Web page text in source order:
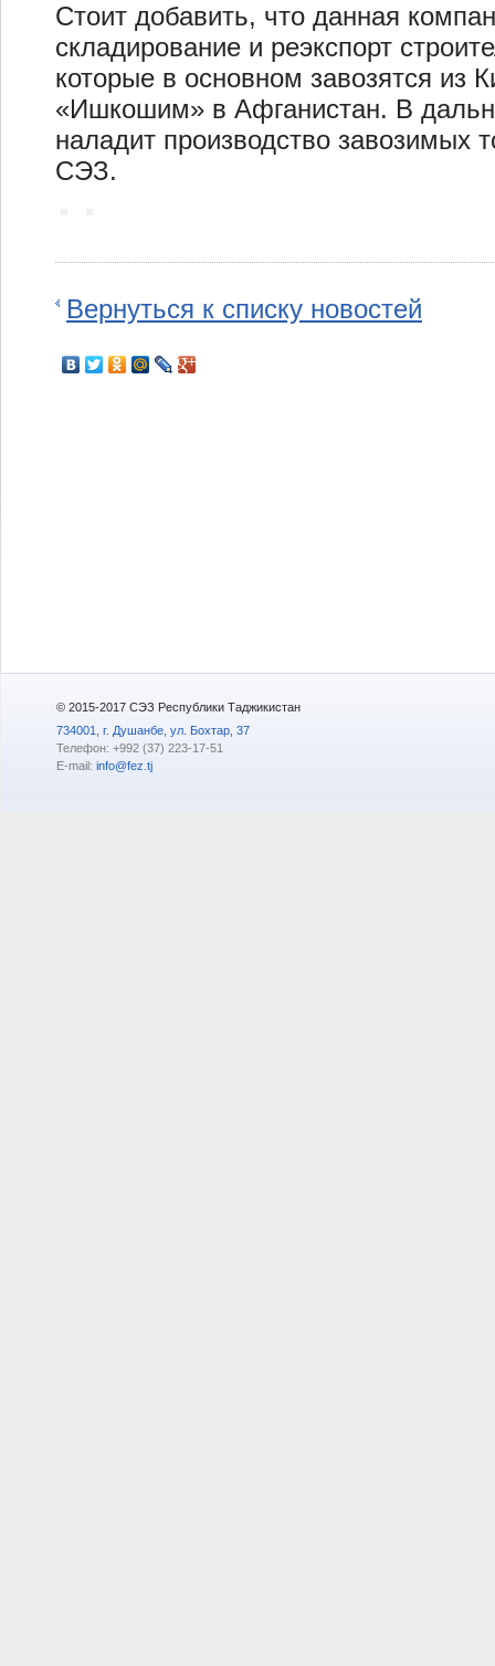
Стоит добавить, что данная
складирование и реэкспорт
которые в основном завозятся из
«Ишкошим» в Афганистан. В
наладит производство завозимых
СЭЗ.
Вернуться к списку новостей
© 2015-2017 СЭЗ Республики Таджикистан
734001, г. Душанбе, ул. Бохтар, 37
Телефон: +992 (37) 223-17-51
E-mail: info@fez.tj